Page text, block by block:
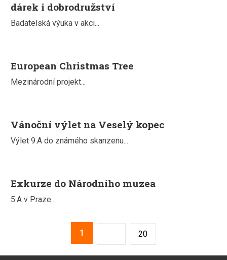
dárek i dobrodružství
Badatelská výuka v akci...
European Christmas Tree
Mezinárodní projekt...
Vánoční výlet na Veselý kopec
Výlet 9.A do známého skanzenu...
Exkurze do Národního muzea
5.A v Praze...
1 Následující20